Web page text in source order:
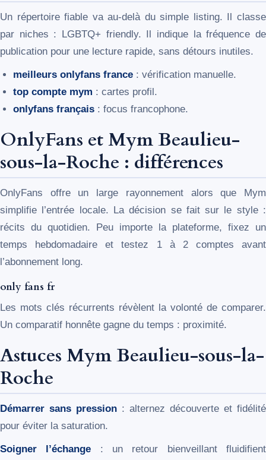
Un répertoire fiable va au-delà du simple listing. Il classe
par niches : LGBTQ+ friendly. Il indique la fréquence de
publication pour une lecture rapide, sans détours inutiles.
meilleurs onlyfans france : vérification manuelle.
top compte mym : cartes profil.
onlyfans français : focus francophone.
OnlyFans et Mym Beaulieu-
sous-la-Roche : différences
OnlyFans offre un large rayonnement alors que Mym
simplifie l’entrée locale. La décision se fait sur le style :
récits du quotidien. Peu importe la plateforme, fixez un
temps hebdomadaire et testez 1 à 2 comptes avant
l’abonnement long.
only fans fr
Les mots clés récurrents révèlent la volonté de comparer.
Un comparatif honnête gagne du temps : proximité.
Astuces Mym Beaulieu-sous-la-
Roche
Démarrer sans pression : alternez découverte et fidélité
pour éviter la saturation.
Soigner l’échange : un retour bienveillant fluidifient